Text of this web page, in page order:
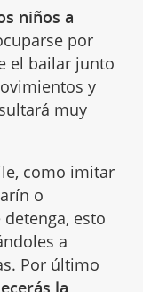
niños a
por
el bailar junto
y
muy
como imitar
o
esto
a
Por último
la